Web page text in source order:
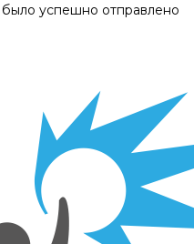
успешно отправлено